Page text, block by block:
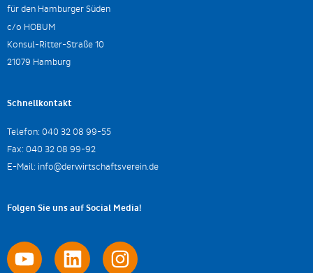
für den Hamburger Süden
c/o HOBUM
Konsul-Ritter-Straße 10
21079 Hamburg
Schnellkontakt
Telefon: 040 32 08 99-55
Fax: 040 32 08 99-92
E-Mail: info@derwirtschaftsverein.de
Folgen Sie uns auf Social Media!